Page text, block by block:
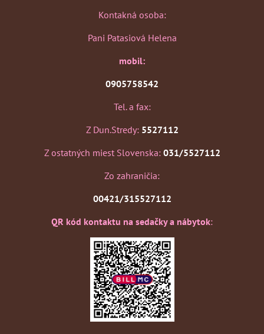
Kontakná osoba:
Pani Patasiová Helena
mobil:
0905758542
Tel. a fax:
Z Dun.Stredy: 5527112
Z ostatných miest Slovenska: 031/5527112
Zo zahraničia:
00421/315527112
QR kód kontaktu na sedačky a nábytok: